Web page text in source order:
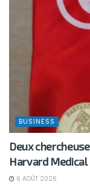
BUSINESS
Deux
Harvard Medical
6 AOÛT 2026